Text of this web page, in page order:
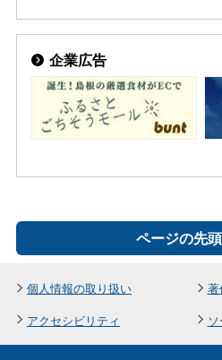
企業広告
ページの先
個人情報の取り扱い
アクセシビリティ